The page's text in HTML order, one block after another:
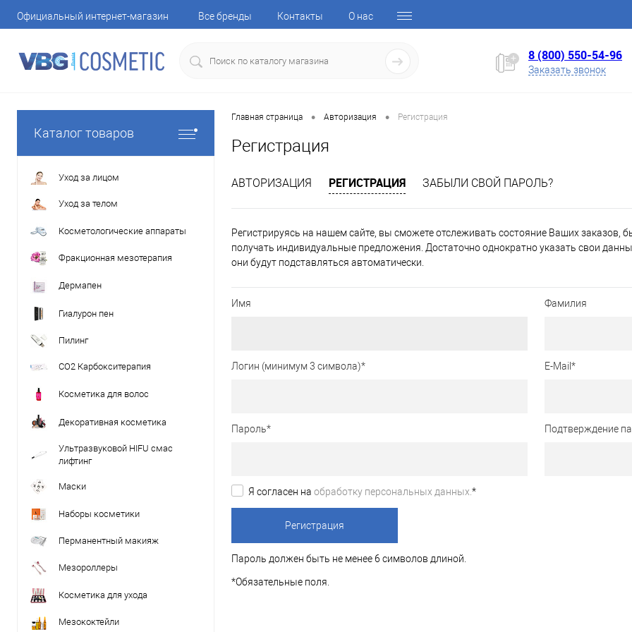
Официальный интернет-магазин Все бренды Контакты О нас
8 (800) 550-54-96
Заказать звонок
Каталог товаров
Уход за лицом
Уход за телом
Косметологические аппараты
Фракционная мезотерапия
Дермапен
Гиалурон пен
Пилинг
CO2 Карбокситерапия
Косметика для волос
Декоративная косметика
Ультразвуковой HIFU смас
лифтинг
Маски
Наборы косметики
Перманентный макияж
Мезороллеры
Косметика для ухода
Мезококтейли
Главная страница • Авторизация • Регистрация
Регистрация
АВТОРИЗАЦИЯ РЕГИСТРАЦИЯ ЗАБЫЛИ СВОЙ ПАРОЛЬ?
Регистрируясь на нашем сайте, вы сможете отслеживать состояние Ваших заказов,
получать индивидуальные предложения. Достаточно однократно указать свои
они будут подставляться автоматически.
Имя Фамилия
Логин (минимум 3 символа)* E-Mail *
Пароль* Подтверждение
Я согласен на обработку персональных данных.*
Пароль должен быть не менее 6 символов длиной.
*Обязательные поля.